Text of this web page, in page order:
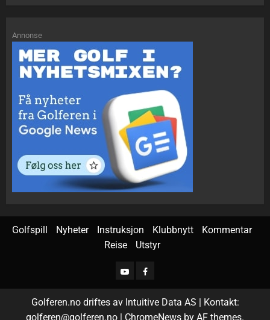
Annonse
Golfspill Nyheter Instruksjon Klubbnytt
Kommentar
Reise
Utstyr
Golferen.no driftes av Intuitive Data AS | Kontakt:
golferen@golferen.no
ChromeNews by AF themes.